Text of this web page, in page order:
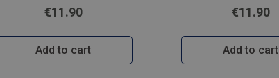
€11.90
Add to cart
€11.90
Add to cart